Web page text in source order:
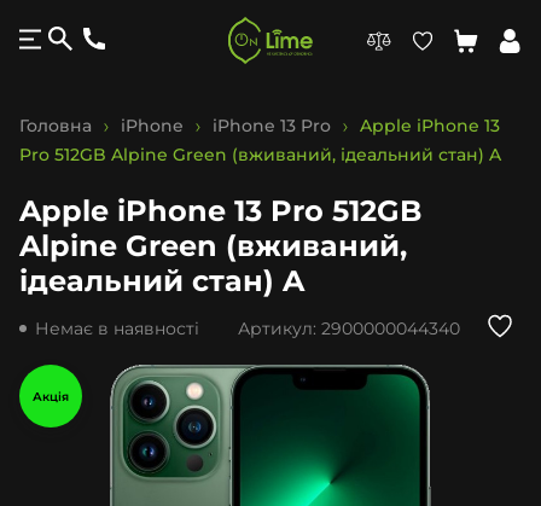
Головна iPhone iPhone 13 Pro
Apple iPhone 13
Pro 512GB Alpine Green (вживаний, ідеальний стан) A
Apple iPhone 13 Pro 512GB
Alpine Green (вживаний,
ідеальний стан) A
Немає в наявності Артикул: 2900000044340
Акція